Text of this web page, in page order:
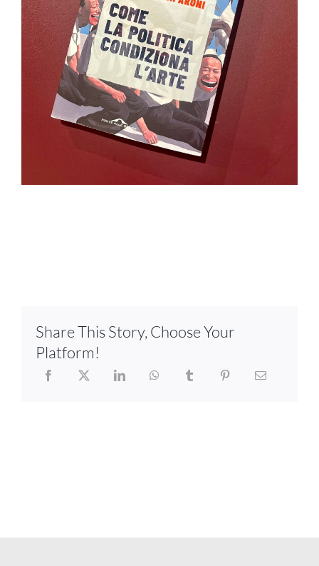
Share This Story, Choose Your
Platform!